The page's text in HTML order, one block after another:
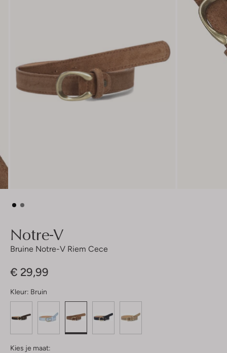
Notre-V
Bruine Notre-V Riem Cece
€ 29,99
Kleur: Bruin
Kies je maat: